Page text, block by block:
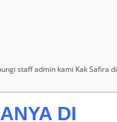
staff admin kami Kak Safira di
DI